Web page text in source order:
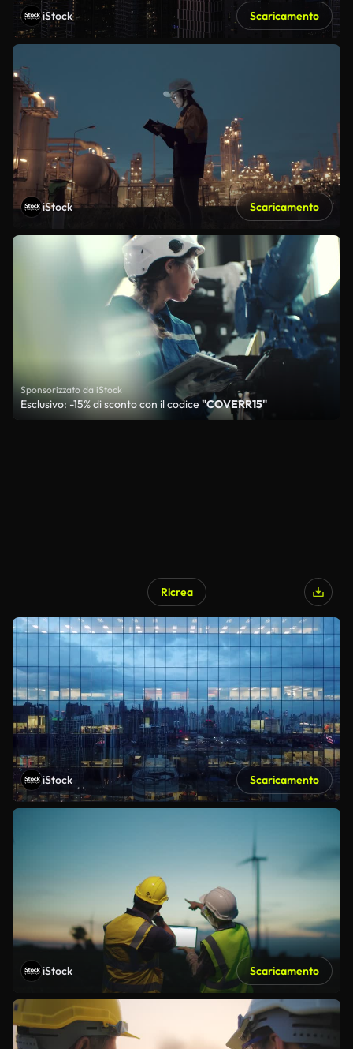
iStock Scaricamento
iStock Scaricamento
Sponsorizzato da iStock
Esclusivo: -15% di sconto con il codice "COVERR15"
Ricrea
iStock Scaricamento
iStock Scaricamento